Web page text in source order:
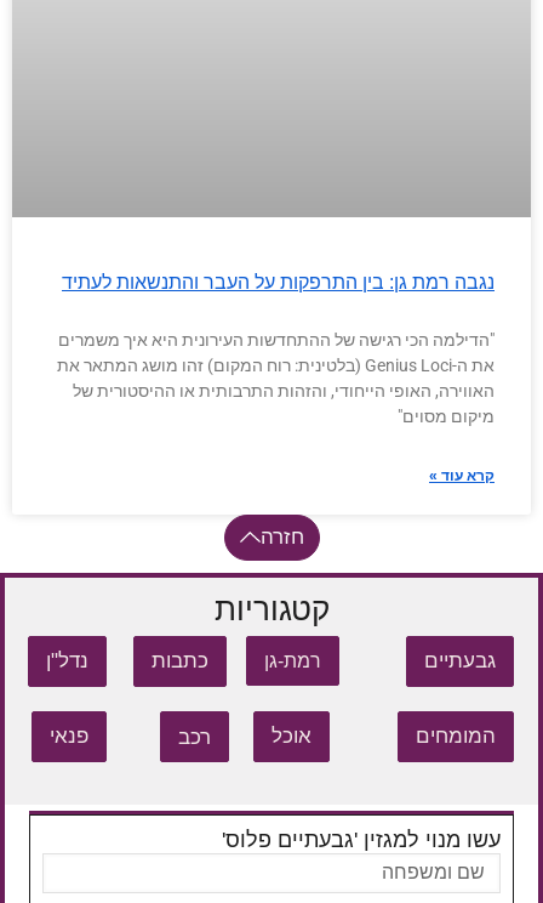
נגבה רמת גן: בין התרפקות על העבר והתנשאות לעתיד
"הדילמה הכי רגישה של ההתחדשות העירונית היא איך משמרים
את ה-Genius Loci (בלטינית: רוח המקום) זהו מושג המתאר את
האווירה, האופי הייחודי, והזהות התרבותית או ההיסטורית של
מיקום מסוים"
קרא עוד »
חזרה
קטגוריות
גבעתיים רמת-גן כתבות נדל"ן
המומחים אוכל רכב פנאי
עשו מנוי למגזין 'גבעתיים פלוס'